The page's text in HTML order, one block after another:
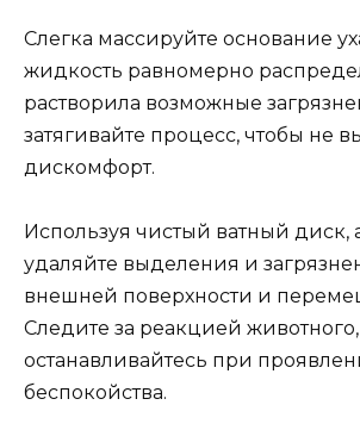
Слегка массируйте основание
жидкость равномерно
растворила возможные
затягивайте процесс, чтобы не
дискомфорт.
Используя чистый ватный диск,
удаляйте выделения и
внешней поверхности и
Следите за реакцией животного,
останавливайтесь при
беспокойства.